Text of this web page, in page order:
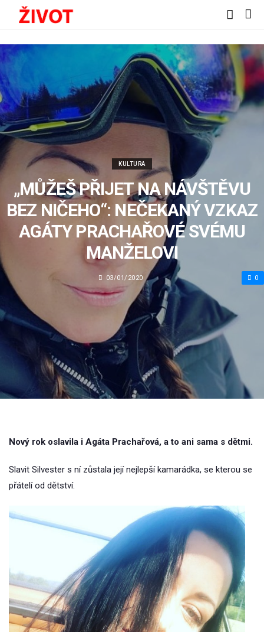
KULTURA
„MŮŽEŠ PŘIJET NA NÁVŠTĚVU
BEZ NIČEHO“: NEČEKANÝ VZKAZ
AGÁTY PRACHAŘOVÉ SVÉMU
MANŽELOVI
03/01/2020 0
Nový rok oslavila i Agáta Prachařová, a to ani sama s dětmi.
Slavit Silvester s ní zůstala její nejlepší kamarádka, se kterou se
přátelí od dětství.